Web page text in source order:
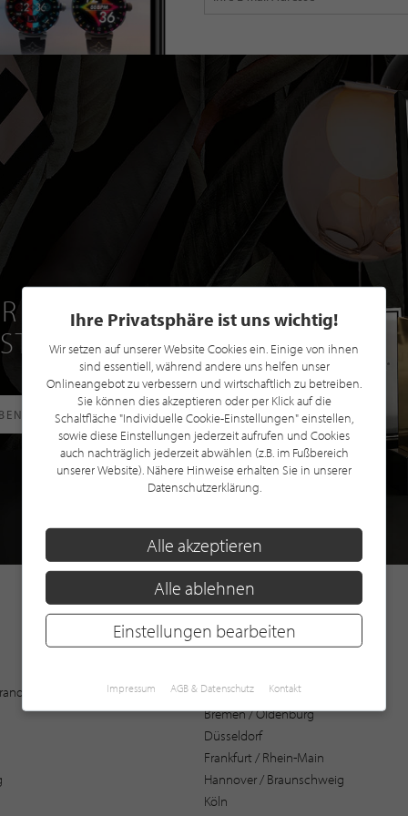
EINE GRATIS
Bochum
Bremen / Oldenburg
Düsseldorf
Frankfurt / Rhein-Main
Hannover / Braunschweig
Köln
Ihre Privatsphäre ist uns wichtig!
Wir setzen auf unserer Website Cookies ein. Einige von ihnen
sind essentiell, während andere uns helfen unser
Onlineangebot zu verbessern und wirtschaftlich zu betreiben.
Sie können dies akzeptieren oder per Klick auf die
Schaltfläche "Individuelle Cookie-Einstellungen" einstellen,
sowie diese Einstellungen jederzeit aufrufen und Cookies
auch nachträglich jederzeit abwählen (z.B. im Fußbereich
unserer Website). Nähere Hinweise erhalten Sie in unserer
Datenschutzerklärung.
Alle akzeptieren
Alle ablehnen
Einstellungen bearbeiten
Impressum AGB & Datenschutz Kontakt